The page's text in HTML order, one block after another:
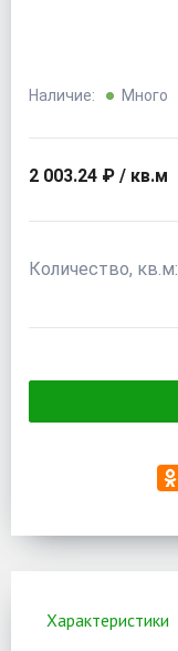
Наличие: Много
2 003.24 ₽ / кв.м
Количество, кв.м:
Характеристики